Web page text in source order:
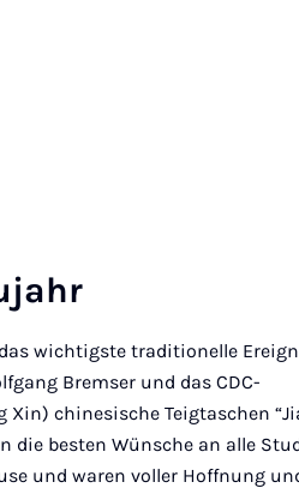
wichtigste traditionelle
Bremser und das CDC-
Xin) chinesische Teigtaschen
die besten Wünsche an alle
und waren voller Hoffnung